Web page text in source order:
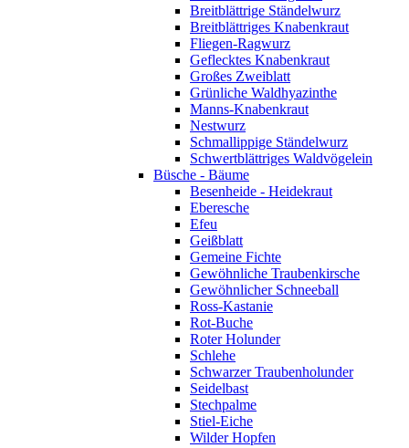
Breitblättrige Ständelwurz
Breitblättriges Knabenkraut
Fliegen-Ragwurz
Geflecktes Knabenkraut
Großes Zweiblatt
Grünliche Waldhyazinthe
Manns-Knabenkraut
Nestwurz
Schmallippige Ständelwurz
Schwertblättriges Waldvögelein
Büsche - Bäume
Besenheide - Heidekraut
Eberesche
Efeu
Geißblatt
Gemeine Fichte
Gewöhnliche Traubenkirsche
Gewöhnlicher Schneeball
Ross-Kastanie
Rot-Buche
Roter Holunder
Schlehe
Schwarzer Traubenholunder
Seidelbast
Stechpalme
Stiel-Eiche
Wilder Hopfen